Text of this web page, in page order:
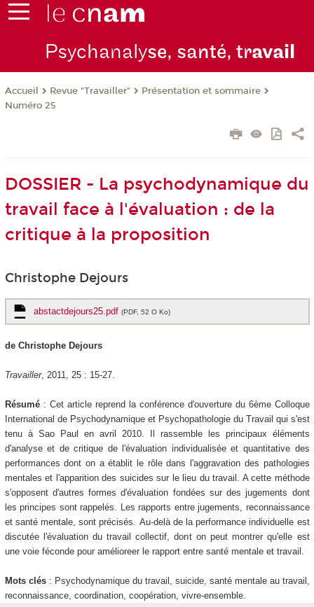
Psychanalyse, santé, travail
Accueil Revue "Travailler"
Présentation et sommaire
Numéro 25
DOSSIER - La psychodynamique du
travail face à l'évaluation : de la
critique à la proposition
Christophe Dejours
abstactdejours25.pdf (PDF, 52 O Ko)
de Christophe Dejours
Travailler, 2011, 25 : 15-27.
Résumé: Cet article reprend la conférence d'ouverture du 6ème Colloque
International de Psychodynamique et Psychopathologie du Travail qui s'est
tenu à Sao Paul en avril 2010. Il rassemble les principaux éléments
d'analyse et de critique de l'évaluation individualisée et quantitative des
performances dont on a établit le rôle dans l'aggravation des pathologies
mentales et l'apparition des suicides sur le lieu du travail. A cette méthode
s'opposent d'autres formes d'évaluation fondées sur des jugements dont
les principes sont rappelés. Les rapports entre jugements, reconnaissance
et santé mentale, sont précisés. Au-delà de la performance individuelle est
discutée l'évaluation du travail collectif, dont on peut montrer qu'elle est
une voie féconde pour amélioreer le rapport entre santé mentale et travail.
Mots clés: Psychodynamique du travail, suicide, santé mentale au travail,
reconnaissance, coordination, coopération, vivre-ensemble.